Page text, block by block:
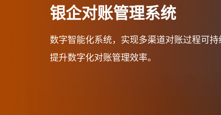
银企对账管理系统
数字智能化系统，实现多渠道对账过程可
提升数字化对账管理效率。